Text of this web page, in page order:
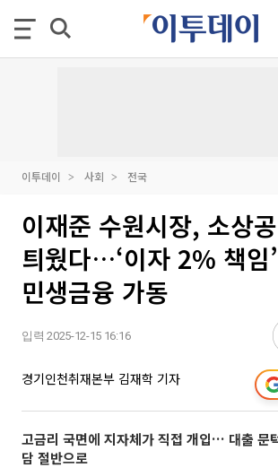
이투데이 사회 전국
이재준 수원시장, 소상
틔웠다…‘이자 2% 책임
민생금융 가동
입력 2025-12-15 16:16
경기인천취재본부 김재학 기자
고금리 국면에 지자체가 직접 개입… 대출 문
담 절반으로